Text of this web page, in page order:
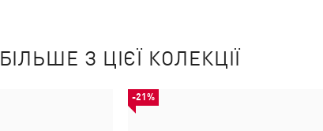
БІЛЬШЕ З ЦІЄЇ КОЛЕКЦІЇ
-21%